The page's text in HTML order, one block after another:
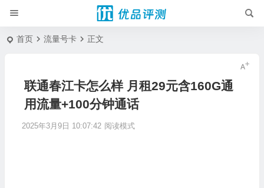
首页 流量号卡 正文
联通春江卡怎么样 月租29元含160G通
用流量+100分钟通话
2025年3月9日 10:07:42 阅读模式